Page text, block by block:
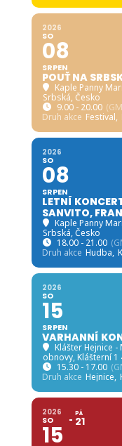
2026
SO
08
SRPEN
POUŤ NA
Kaple Panny
Srbská, Česko
9.00 - 20.00
Druh akce Festival,
2026
SO
08
SRPEN
LETNÍ
SANVITO,
Kaple Panny
Srbská, Česko
18.00 - 21.00
Druh akce Hudba,
2026
SO
15
SRPEN
VARHANNÍ
Klášter Hejnice
obnovy, Klášterní 1
15.30 - 17.00
Druh akce Hejnice,
2026
SO
15
PÁ
21